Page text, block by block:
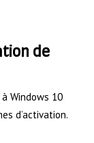
de
Windows 10
d’activation.